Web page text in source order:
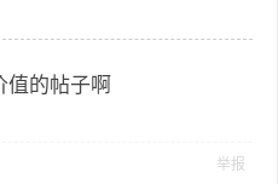
值的帖子啊
举报